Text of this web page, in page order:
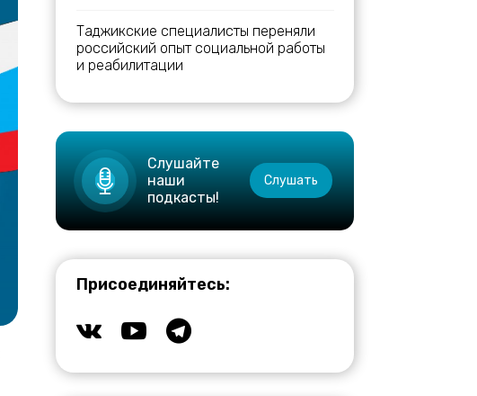
Таджикские специалисты переняли
российский опыт социальной работы
и реабилитации
Слушайте
наши
подкасты!
Слушать
Присоединяйтесь: